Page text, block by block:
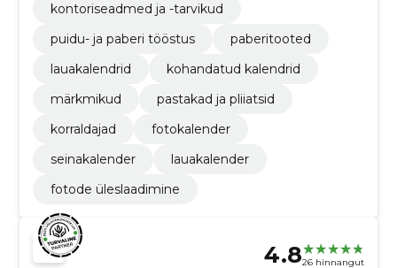
kontoriseadmed ja -tarvikud
puidu- ja paberi tööstus
paberitooted
lauakalendrid
kohandatud kalendrid
märkmikud
pastakad ja pliiatsid
korraldajad
fotokalender
seinakalender
lauakalender
fotode üleslaadimine
4.826 hinnangut